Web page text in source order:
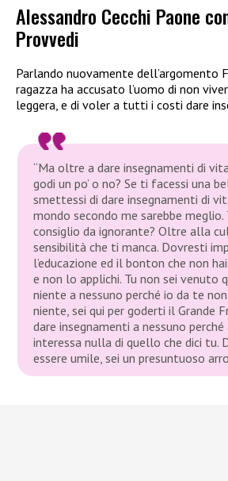
Alessandro Cecchi Paone
Provvedi
Parlando nuovamente dell’argomento
ragazza ha accusato l’uomo di non
leggera, e di voler a tutti i costi dare
“Ma oltre a dare insegnamenti di
godi un po’ o no? Se ti facessi una
smettessi di dare insegnamenti di
mondo secondo me sarebbe meglio.
consiglio da ignorante? Oltre alla
sensibilità che ti manca. Dovresti
l’educazione ed il bonton che non
e non lo applichi. Tu non sei venuto
niente a nessuno perché io da te
niente, sei qui per goderti il Grande
dare insegnamenti a nessuno perché
interessa nulla di quello che dici tu.
essere umile, sei un presuntuoso